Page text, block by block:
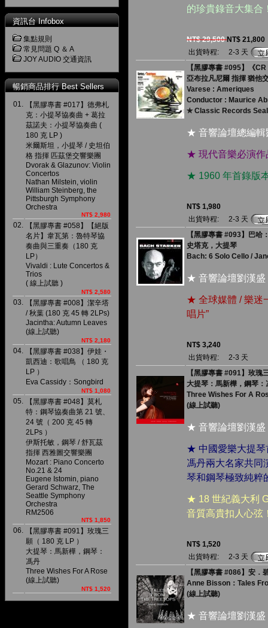
資訊台 Infobox
集點規則
常見問題 Q ＆ A
JOY AUDIO 交通資訊
暢銷商品排行 Best Sellers
01.
【黑膠專書 #017】德弗札
克：小提琴協奏曲 + 葛拉
茲諾夫：小提琴協奏曲 (
180 克 LP )
米爾斯坦，小提琴 / 史坦伯
格 指揮 匹茲堡交響樂團
Dvorak & Glazunov: Violin
Concertos
Nathan Milstein, violin
William Steinberg, the
Pittsburgh Symphony
Orchestra
NT$ 2,980
02.
【黑膠專書 #058】【絕版
名片】韋瓦第：魯特琴協
奏曲與三重奏（180 克
LP）
Vivaldi : Lute Concertos &
Trios
( 線上試聽 )
NT$ 2,580
03.
【黑膠專書 #008】潔辛塔
/ 秋葉 (180 克 45 轉 2LPs)
Jacintha: Autumn Leaves
(線上試聽)
NT$ 2,180
04.
【黑膠專書 #038】伊娃・
凱西迪：歌唱鳥 （ 180 克
LP ）
Eva Cassidy：Songbird
NT$ 1,080
05.
【黑膠專書 #048】莫札
特：鋼琴協奏曲第 21 號、
24 號（ 200 克 45 轉
2LPs ）
伊斯托敏，鋼琴 / 舒瓦茲
指揮 西雅圖交響樂團
Mozart : Piano Concerto
No.21 & 24
Eugene Istomin, piano
Gerard Schwarz, The
Seattle Symphony
Orchestra
RM2506
NT$ 1,850
06.
【黑膠專書 #091】玫瑰三
願（ 180 克 LP ）
大提琴：馬新樺，鋼琴：
馮丹
Three Wishes For A Rose
(線上試聽)
NT$ 1,520
的珍貴錄音大集合
NT$ 29,500NT$ 21,800
出貨時程:
2-3 天
【黑膠專書 #095】《
亞布拉凡尼爾 指揮 猶他
Varese : Ameriques
Conductor : Maurice
✯ Classic Records
★ 音響論壇總編
★ 現代音樂必演作
★ 1960 年首錄版
NT$ 1,980
出貨時程:
2-3 天
【黑膠專書 #093】巴
史塔克，大提琴
Bach: 6 Solo Cello /
★ 音響論壇劉漢盛
★ 全球媒體 / 樂迷
唱片”
NT$ 3,240
出貨時程:
2-3 天
【黑膠專書 #091】玫瑰
大提琴：馬新樺，鋼琴：
Three Wishes For A
(線上試聽)
★ 音響論壇劉漢盛
★ 中國愛樂大提琴
馮丹兩大名家共同
琴和鋼琴極致純粹
★ 18 世紀義大利
音質高貴扣人心弦
NT$ 1,520
出貨時程:
2-3 天
【黑膠專書 #086】安．
Anne Bisson：Tales
(線上試聽)
★ 音響論壇劉漢盛